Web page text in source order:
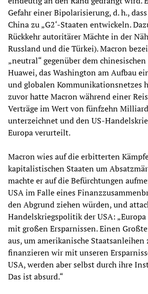
Gefahr einer Bipolarisierung, d. h.,
China zu „G2‘-Staaten entwickeln.
Rückkehr autoritärer Mächte in der
Russland und die Türkei). Macron
„neutral“ gegenüber dem
Huawei, das Washington am Aufbau
und globalen Kommunikationsnetzes
zuvor hatte Macron während einer
Verträge im Wert von fünfzehn
unterzeichnet und den US-
Europa verurteilt.
Macron wies auf die erbitterten
kapitalistischen Staaten um
machte er auf die Befürchtungen
USA im Falle eines
den Abgrund ziehen würden, und
Handelskriegspolitik der USA:
mit großen Ersparnissen. Einen
aus, um amerikanische Staatsanleihen
finanzieren wir mit unseren
USA, werden aber selbst durch ihre
Das ist absurd.“